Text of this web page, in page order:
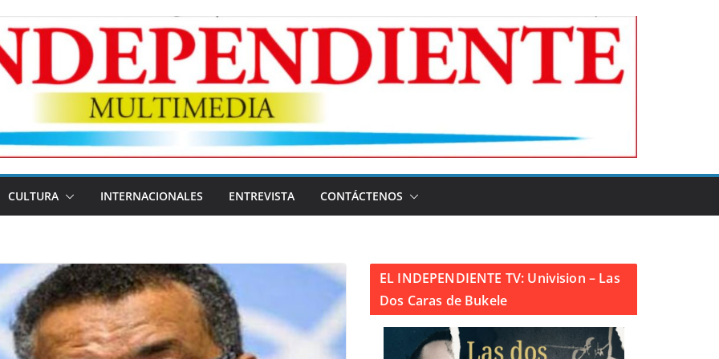
CULTURA INTERNACIONALES ENTREVISTA CONTÁCTENOS
EL INDEPENDIENTE TV: Univision – Las
Dos Caras de Bukele